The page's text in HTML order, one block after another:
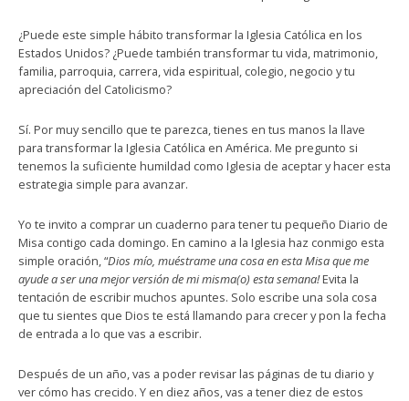
¿Puede este simple hábito transformar la Iglesia Católica en los
Estados Unidos? ¿Puede también transformar tu vida, matrimonio,
familia, parroquia, carrera, vida espiritual, colegio, negocio y tu
apreciación del Catolicismo?
Sí. Por muy sencillo que te parezca, tienes en tus manos la llave
para transformar la Iglesia Católica en América. Me pregunto si
tenemos la suficiente humildad como Iglesia de aceptar y hacer esta
estrategia simple para avanzar.
Yo te invito a comprar un cuaderno para tener tu pequeño Diario de
Misa contigo cada domingo. En camino a la Iglesia haz conmigo esta
simple oración, “Dios mío, muéstrame una cosa en esta Misa que me
ayude a ser una mejor versión de mi misma(o) esta semana!Evita la
tentación de escribir muchos apuntes. Solo escribe una sola cosa
que tu sientes que Dios te está llamando para crecer y pon la fecha
de entrada a lo que vas a escribir.
Después de un año, vas a poder revisar las páginas de tu diario y
ver cómo has crecido. Y en diez años, vas a tener diez de estos